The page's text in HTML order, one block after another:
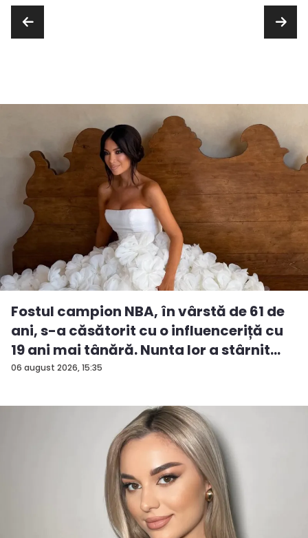
06 august 2026, 15:35
Fostul campion NBA, în vârstă de 61 de
ani, s-a căsătorit cu o influenceriță cu
19 ani mai tânără. Nunta lor a stârnit
num...